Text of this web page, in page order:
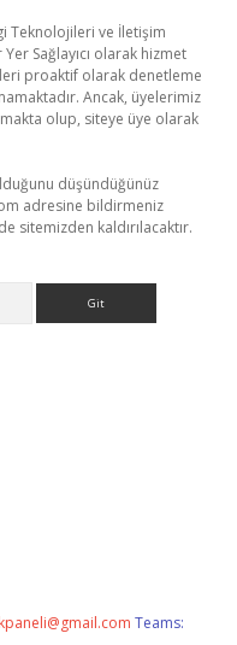
Teknolojileri ve İletişim
Sağlayıcı olarak hizmet
proaktif olarak denetleme
Ancak, üyelerimiz
olup, siteye üye olarak
düşündüğünüz
adresine bildirmeniz
sitemizden kaldırılacaktır.
Teams: